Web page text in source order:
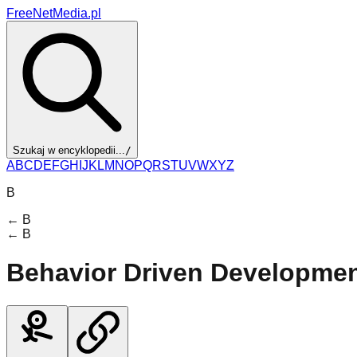
FreeNetMedia.pl
Szukaj w encyklopedii.../
ABCDEFGH JK LM NOPQRSTUVWXYZ
B
← B
← B
Behavior Driven